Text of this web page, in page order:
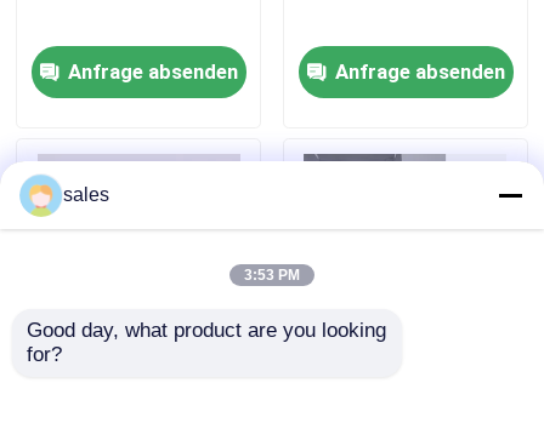
Kontakt mit uns
Neuigkeiten
VR Show
Anfrage absenden Anfrage absenden
sales
3:53 PM
Good day, what product are you looking
for?